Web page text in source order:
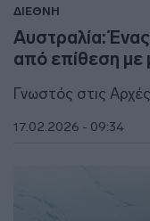
ΔΙΕΘΝΗ
Αυστραλία:
από επίθεση με
Γνωστός στις
17.02.2026 - 09:34